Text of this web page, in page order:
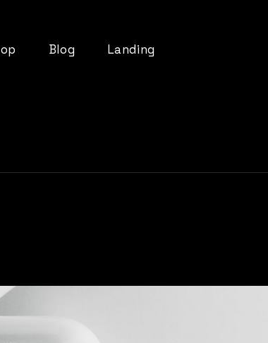
Layouts
Blog
No Sidebar
Landing